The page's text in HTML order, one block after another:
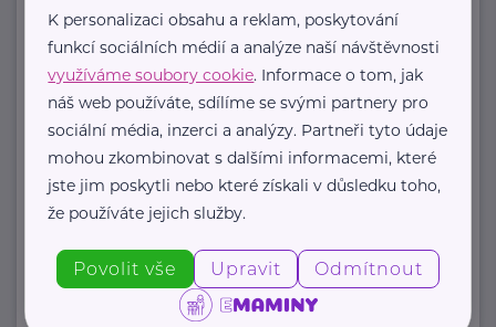
Ministerstvo práce a sociálních věcí ČR
Na Poříčním právu 1/376 Praha 2
https://www.mpsv.cz/
+420 950 191 111
posta@mpsv.cz
Povltavská 5/74 Praha 7 – Troja
"Dáváme oblečení nový život,
K personalizaci obsahu a reklam, poskytování
funkcí sociálních médií a analýze naší návštěvnosti
využíváme soubory cookie. Informace o tom, jak
náš web používáte, sdílíme se svými partnery pro
sociální média, inzerci a analýzy. Partneři tyto údaje
mohou zkombinovat s dalšími informacemi, které
jste jim poskytli nebo které získali v důsledku toho,
že používáte jejich služby.
Povolit vše Upravit Odmítnout